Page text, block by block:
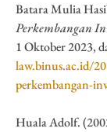
Batara Mulia
Perkembangan
1 Oktober 2023,
law.binus.ac.id/
perkembangan-
Huala Adolf.